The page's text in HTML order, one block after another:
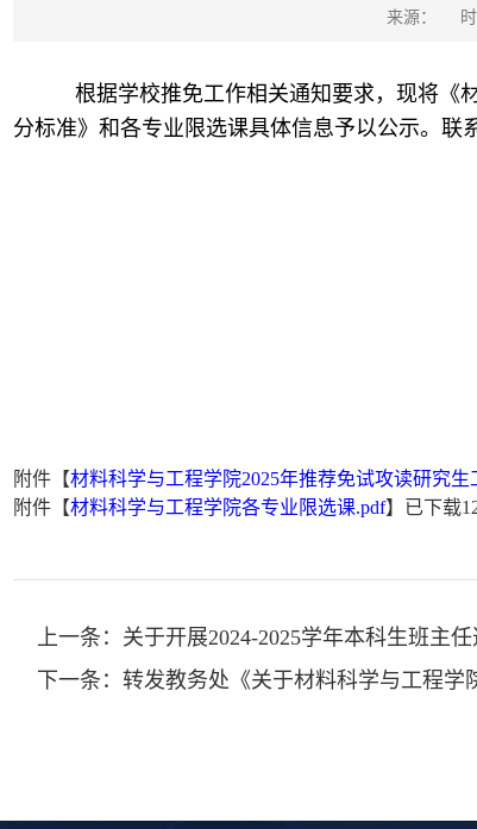
来源：
根据学校推免工作相关通知要求，现将《
分标准》和各专业限选课具体信息予以公示。联
附件【材料科学与工程学院2025年推荐免试攻读研究
附件【材料科学与工程学院各专业限选课.pdf】已下载
上一条： 关于开展2024-2025学年本科生班主
下一条： 转发教务处《关于材料科学与工程学